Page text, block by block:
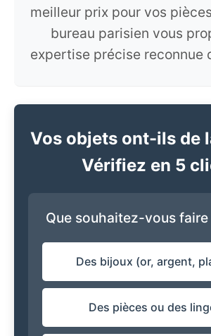
meilleur prix pour vos
bureau parisien vous
expertise précise reconnue
Vos objets ont-ils de
Vérifiez en 5
Que souhaitez-vous faire
Des bijoux (or, argent,
Des pièces ou des